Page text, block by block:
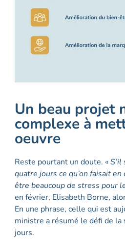
Un beau projet
complexe à
oeuvre
Reste pourtant un doute. « S’il
quatre jours ce qu’on faisait
être beaucoup de stress pour
en février, Elisabeth Borne,
En une phrase, celle qui est
ministre a résumé le défi de la
jours.